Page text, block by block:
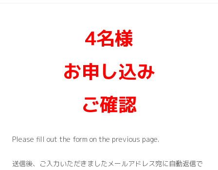
4名様
お申し込み
ご確認
Please fill out the form on the previous page.
送信後、ご入力いただきましたメールアドレス宛に自動返信で